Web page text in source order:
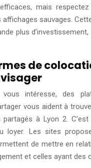
mais
affichages sauvages.
plus
de
intéresse, des
vous aident à
à Lyon 2.
loyer. Les sites
de mettre en
et celles ayant des